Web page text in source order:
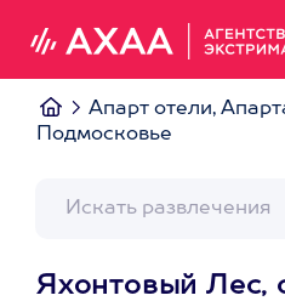
Апарт отели,
Подмосковье
Яхонтовый Лес,